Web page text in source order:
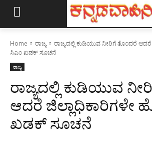
Home ರಾಜ್ಯ
ರಾಜ್ಯದಲ್ಲಿ ಕುಡಿಯುವ ನೀರಿಗೆ ತೊಂದರೆ
ಸಿಎಂ ಖಡಕ್ ಸೂಚನೆ
ರಾಜ್ಯ
ರಾಜ್ಯದಲ್ಲಿ ಕುಡಿಯುವ
ಆದರೆ ಜಿಲ್ಲಾಧಿಕಾರಿಗಳೇ
ಖಡಕ್ ಸೂಚನೆ